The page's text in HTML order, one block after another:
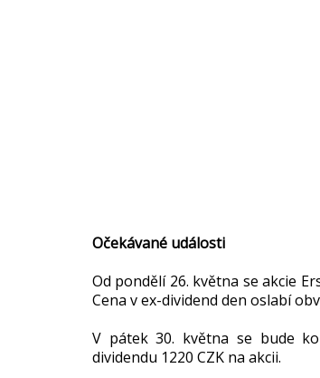
Očekávané události
Od pondělí 26. května se akcie
Cena v ex-dividend den oslabí
V pátek 30. května se bude
dividendu 1220 CZK na akcii.